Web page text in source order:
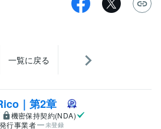
一覧に戻る
｜第2章
機密保持契約(NDA)
行事業者
未登録